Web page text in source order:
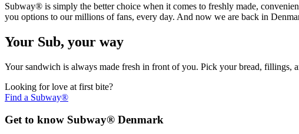
Subway® is simply the better choice when it comes to freshly made,
you options to our millions of fans, every day. And now we are back in Denmark.​​​​‌
Your Sub, your way​​​​‌ ‍ ​‍​‍‌‍ ‌ ​‍‌‍‍‌‌‍‌ ‌‍‍‌‌‍ ‍​‍​‍​ ‍‍​‍​‍‌ ​ ‌‍​‌‌‍ ‍‌‍‍‌‌ ‌​‌ ‍‌​‍ ‍‌‍‍‌‌‍ ​‍​‍​‍ ​​‍​‍‌‍‍​‌ ​‍‌‍‌‌‌‍‌‍​‍​‍​ ‍‍​‍​‍‌‍‍​‌ ‌​‌ ‌​‌ ​​‌ ​ ​ ‍‍​‍ ​‍ ‌‍ ‍‌‍ ‌ ​‍‌‍‌​‌‍‍‌‌‍​ ​‍ ‌‌‍​‍‌‍‍‌‌ ‌​‌‍‌‌‌ ​ ​‍ ‌‌‍‌ ‌ ​‍‌‍ ‌ ‌‌‌ ​​​‍ ‌‌ ​ ‌ ‌​‌ ‌‌‌‍‌​‌‍‍‌‌‍ ​‍ ‍‌ ‌‍‌‍‌‌‌ ​‍‌‍​ ‌‍‌‌‌‍ ​​‍ ‍‌‍​‌‌ ​​‌ ​​​‍ ‌‍‍‌‌‍ ‍‌ ‌​‌‍‌‌‌‍ ‍‌ ‌​​‍ ‌‍‌‌‌‍‌​‌‍‍‌‌ ‌​​‍ ‌‍ ‌‌‍ ‌‍‌​‌‍‌‌​ ‌‌ ​​‌ ​‍‌‍‌‌‌ ​ ‌‍‌‌‌‍ ‍‌ ‌​‌‍​‌‌ ‌​‌‍‍‌‌‍ ‌‍ ‍​ ‍ ‌‍‍‌‌‍‌​​ ‌​ ​ ‌‍‌‌​ ​‌‌‍​‍‌‍‌​‌‍‌‌​ ‌ ​ ‌‍​‍ ‌​ ​‍​ ‌‍​ ‍‌​ ‍‌​‍ ‌​ ‌​​ ​‌​ ‍​​ ​​​‍ ‌‌‍​‍​ ‍‌​ ‌‌​ ​‌​‍ ‌‌‍​ ​ ‍‌‌‍​‌​ ‍‌​ ‌​‌‍​‌​ ‌‌​ ‍‌‌‍‌​​ ‌​‌‍‌‌​ ‍​​ ‍ ‌ ‌​‌ ‍‌‌ ​​‌‍‌‌​ ‌‌‍‌‌‌‍‌​‌‍‍‌‌ ‌​‌‍ ‌ ​‍‌‍‍‌‌‍​‌‌‍ ​​ ‍ ‌ ​​‌‍​‌‌ ‌​‌‍‍​​ ‌‌‍​ ‌‍ ‌‍ ‍‌ ‌​‌‍‌‌‌‍ ‍‌ ‌​​‍‌‌​ ‌‌‌​​‍‌‌ ‌‍‍ ‌‍‌‌‌ ‍‌​‍‌‌​ ​ ‌​‌​​‍‌‌​ ​ ‌​‌​​‍‌‌​ ​‍​ ​‍‌‍‌‌‌‍ ‍​‍‌‌​ ​‍​ ​‍​‍‌‌​ ‌‌‌​‌​​‍ ‍‌ ‌‍‌‍​‌‌‍ ​‌ ‌‌‌‍‌‌​‍ ‍‌ ‌‍‌‍​‌‌‍ ​‌ ‌‌‌‍‌‌​‍‌‌​ ‌‌‌​​‍‌‌ ‌‍‍ ‌‍‌‌‌ ‍‌​‍‌‌​ ​ ‌​‌​​‍‌‌​ ​ ‌​‌​​‍‌‌​ ​‍​ ​‍​ ‌ ​ ‍​​ ‍‌​ ‌‍​ ‍‌‌‍​‌‌‍​‍​ ‍‌​ ‌​‌‍​ ‌‍​‌‌‍​ ​‍‌‌​ ​‍​ ​‍​‍‌‌​ ‌‌‌​‌​​‍ ‍‌‍​ ‌‍‍​‌‍‍‌‌‍ ​‌‍‌​‌ ​‍‌‍‌‌‌‍ ‍​‍‌‌​ ‌‌‌​​‍‌‌ ‌‍‍ ‌‍‌‌‌ ‍‌​‍‌‌​ ​ ‌​‌​​‍‌‌​ ​ ‌​‌​​‍‌‌​ ​‍​ ​‍​ ‌ ​ ‌‌​ ‍‌​ ‍‌​ ‌​‌‍‌​​ ‌‍​ ​‌​ ​​​ ​​​ ‌‍‌‍​‍​‍‌‌​ ​‍​ ​‍​‍‌‌​ ‌‌‌​‌​​‍ ‍‌ ‌​‌‍‌‌‌ ‍​‌ ‌​​ ‌‍​‍‌‍​‌‌ ​ ‌‍‌‌‌‌‌‌‌ ​‍‌‍ ​​ ‌‌‍‍​‌ ‌​‌ ‌​‌ ​​‌ ​ ​‍‌‌​ ​ ‌​​‌​‍‌‌​ ​‍‌​‌‍​‍‌‌​ ​‍‌​‌‍‌‍ ‍‌‍ ‌ ​‍‌‍‌​‌‍‍‌‌‍​ ​‍ ‌‌‍​‍‌‍‍‌‌ ‌​‌‍‌‌‌ ​ ​‍ ‌‌‍‌ ‌ ​‍‌‍ ‌ ‌‌‌ ​​​‍ ‌‌ ​ ‌ ‌​‌ ‌‌‌‍‌​‌‍‍‌‌‍ ​‍ ‍‌ ‌‍‌‍‌‌‌ ​‍‌‍​ ‌‍‌‌‌‍ ​​‍ ‍‌‍​‌‌ ​​‌ ​​​‍‌‍‌‍‍‌‌‍‌​​ ‌​ ​ ‌‍‌‌​ ​‌‌‍​‍‌‍‌​‌‍‌‌​ ‌ ​ ‌‍​‍ ‌​ ​‍​ ‌‍​ ‍‌​ ‍‌​‍ ‌​ ‌​​ ​‌​ ‍​​ ​​​‍ ‌‌‍​‍​ ‍‌​ ‌‌​ ​‌​‍ ‌‌‍​ ​ ‍‌‌‍​‌​ ‍‌​ ‌​‌‍​‌​ ‌‌​ ‍‌‌‍‌​​ ‌​‌‍‌‌​ ‍​​‍‌‍‌ ‌​‌ ‍‌‌ ​​‌‍‌‌​ ‌‌‍‌‌‌‍‌​‌‍‍‌‌ ‌​‌‍ ‌ ​‍‌‍‍‌‌‍​‌‌‍ ​​‍‌‍‌ ​​‌‍​‌‌ ‌​‌‍‍​​ ‌‌‍​ ‌‍ ‌‍ ‍‌ ‌​‌‍‌‌‌‍ ‍‌ ‌​​‍‌‌​ ‌‌‌​​‍‌‌ ‌‍‍ ‌‍‌‌‌ ‍‌​‍‌‌​ ​ ‌​‌​​‍‌‌​ ​ ‌​‌​​‍‌‌​ ​‍​ ​‍‌‍‌‌‌‍ ‍​‍‌‌​ ​‍​ ​‍​‍‌‌​ ‌‌‌​‌​​‍ ‍‌ ‌‍‌‍​‌‌‍ ​‌ ‌‌‌‍‌‌​‍ ‍‌ ‌‍‌‍​‌‌‍ ​‌ ‌‌‌‍‌‌​‍‌‌​ ‌‌‌​​‍‌‌ ‌‍‍ ‌‍‌‌‌ ‍‌​‍‌‌​ ​ ‌​‌​​‍‌‌​ ​ ‌​‌​​‍‌‌​ ​‍​ ​‍​ ‌ ​ ‍​​ ‍‌​ ‌‍​ ‍‌‌‍​‌‌‍​‍​ ‍‌​ ‌​‌‍​ ‌‍​‌‌‍​ ​‍‌‌​ ​‍​ ​‍​‍‌‌​ ‌‌‌​‌​​‍ ‍‌‍​ ‌‍‍​‌‍‍‌‌‍ ​‌‍‌​‌ ​‍‌‍‌‌‌‍ ‍​‍‌‌​ ‌‌‌​​‍‌‌ ‌‍‍ ‌‍‌‌‌ ‍‌​‍‌‌​ ​ ‌​‌​​‍‌‌​ ​ ‌​‌​​‍‌‌​ ​‍​ ​‍​ ‌ ​ ‌‌​ ‍‌​ ‍‌​ ‌​‌‍‌​​ ‌‍​ ​‌​ ​​​ ​​​ ‌‍‌‍​‍​‍‌‌​ ​‍​ ​‍​‍‌‌​ ‌‌‌​‌​​‍ ‍‌ ‌​‌‍‌‌‌ ‍​‌ ‌​​‍‌‍‌ ​​‌‍‌‌‌ ​‍‌ ​ ‌ ​​‌‍‌‌‌‍​ ‌ ‌​‌‍‍‌‌ ‌‍‌‍‌‌​ ‌‌ ​​‌ ‌‌‌‍​‍‌‍ ​‌‍‍‌‌ ​ ‌‍‍​‌‍‌‌‌‍‌​​‍​‍‌ ‌
Your sandwich is always made fresh in front of you. Pick your bread, fillings, and sauces—your way, every time. We're all about customization, speed, and value.​​​​‌
Looking for love at first bite?​​​​‌ ‍ ​‍​‍‌‍ ‌ ​‍‌‍‍‌‌‍‌ ‌‍‍‌‌‍ ‍​‍​‍​ ‍‍​‍​‍‌ ​ ‌‍​‌‌‍ ‍‌‍‍‌‌ ‌​‌ ‍‌​‍ ‍‌‍‍‌‌‍ ​‍​‍​‍ ​​‍​‍‌‍‍​‌ ​‍‌‍‌‌‌‍‌‍​‍​‍​ ‍‍​‍​‍‌‍‍​‌ ‌​‌ ‌​‌ ​​‌ ​ ​ ‍‍​‍ ​‍ ‌‍ ‍‌‍ ‌ ​‍‌‍‌​‌‍‍‌‌‍​ ​‍ ‌‌‍​‍‌‍‍‌‌ ‌​‌‍‌‌‌ ​ ​‍ ‌‌‍‌ ‌ ​‍‌‍ ‌ ‌‌‌ ​​​‍ ‌‌ ​ ‌ ‌​‌ ‌‌‌‍‌​‌‍‍‌‌‍ ​‍ ‍‌ ‌‍‌‍‌‌‌ ​‍‌‍​ ‌‍‌‌‌‍ ​​‍ ‍‌‍​‌‌ ​​‌ ​​​‍ ‌‍‍‌‌‍ ‍‌ ‌​‌‍‌‌‌‍ ‍‌ ‌​​‍ ‌‍‌‌‌‍‌​‌‍‍‌‌ ‌​​‍ ‌‍ ‌‌‍ ‌‍‌​‌‍‌‌​ ‌‌ ​​‌ ​‍‌‍‌‌‌ ​ ‌‍‌‌‌‍ ‍‌ ‌​‌‍​‌‌ ‌​‌‍‍‌‌‍ ‌‍ ‍​ ‍ ‌‍‍‌‌‍‌​​ ‌​ ‌​​ ​ ​ ‌ ​ ‍‌​ ​ ​ ​​​ ‌​​ ‍‌​‍ ‌‌‍‌‍‌‍​‍‌‍​‌‌‍​‌​‍ ‌​ ‌​‌‍​ ​ ​‍‌‍‌‌​‍ ‌‌‍​‌​ ‍​‌‍‌​‌‍​‌​‍ ‌​ ‍‌‌‍‌​‌‍‌‌​ ​‌‌‍​‌​ ​‌​ ‌‌‌‍​ ‌‍‌‍‌‍‌​​ ​​​ ‍‌​ ‍ ‌ ‌​‌ ‍‌‌ ​​‌‍‌‌​ ‌‌‍​ ‌ ‌​‌‍​‌‌​​‍‌‍ ​‌‍ ‌‍​ ‌‍‍ ​ ‍ ‌ ​​‌‍​‌‌ ‌​‌‍‍​​ ‌‌‍‍​‌‍‌‌‌‍​‌‌‍‌​‌‍ ​‌‍‍‌‌‍ ‍‌‍‌‌​‍‌‌​ ‌‌‌​​‍‌‌ ‌‍‍ ‌‍‌‌‌ ‍‌​‍‌‌​ ​ ‌​‌​​‍‌‌​ ​ ‌​‌​​‍‌‌​ ​‍​ ​‍‌‍‌‌‌‍ ‍​‍‌‌​ ​‍​ ​‍​‍‌‌​ ‌‌‌​‌​​‍ ‍‌ ‌‍‌‍​‌‌‍ ​‌ ‌‌‌‍‌‌​ ‌‍​‍‌‍​‌‌ ​ ‌‍‌‌‌‌‌‌‌ ​‍‌‍ ​​ ‌‌‍‍​‌ ‌​‌ ‌​‌ ​​‌ ​ ​‍‌‌​ ​ ‌​​‌​‍‌‌​ ​‍‌​‌‍​‍‌‌​ ​‍‌​‌‍‌‍ ‍‌‍ ‌ ​‍‌‍‌​‌‍‍‌‌‍​ ​‍ ‌‌‍​‍‌‍‍‌‌ ‌​‌‍‌‌‌ ​ ​‍ ‌‌‍‌ ‌ ​‍‌‍ ‌ ‌‌‌ ​​​‍ ‌‌ ​ ‌ ‌​‌ ‌‌‌‍‌​‌‍‍‌‌‍ ​‍ ‍‌ ‌‍‌‍‌‌‌ ​‍‌‍​ ‌‍‌‌‌‍ ​​‍ ‍‌‍​‌‌ ​​‌ ​​​‍‌‍‌‍‍‌‌‍‌​​ ‌​ ‌​​ ​ ​ ‌ ​ ‍‌​ ​ ​ ​​​ ‌​​ ‍‌​‍ ‌‌‍‌‍‌‍​‍‌‍​‌‌‍​‌​‍ ‌​ ‌​‌‍​ ​ ​‍‌‍‌‌​‍ ‌‌‍​‌​ ‍​‌‍‌​‌‍​‌​‍ ‌​ ‍‌‌‍‌​‌‍‌‌​ ​‌‌‍​‌​ ​‌​ ‌‌‌‍​ ‌‍‌‍‌‍‌​​ ​​​ ‍‌​‍‌‍‌ ‌​‌ ‍‌‌ ​​‌‍‌‌​ ‌‌‍​ ‌ ‌​‌‍​‌‌​​‍‌‍ ​‌‍ ‌‍​ ‌‍‍ ​‍‌‍‌ ​​‌‍​‌‌ ‌​‌‍‍​​ ‌‌‍‍​‌‍‌‌‌‍​‌‌‍‌​‌‍ ​‌‍‍‌‌‍ ‍‌‍‌‌​‍‌‌​ ‌‌‌​​‍‌‌ ‌‍‍ ‌‍‌‌‌ ‍‌​‍‌‌​ ​ ‌​‌​​‍‌‌​ ​ ‌​‌​​‍‌‌​ ​‍​ ​‍‌‍‌‌‌‍ ‍​‍‌‌​ ​‍​ ​‍​‍‌‌​ ‌‌‌​‌​​‍ ‍‌ ‌‍‌‍​‌‌‍ ​‌ ‌‌‌‍‌‌​‍‌‍‌ ​​‌‍‌‌‌ ​‍‌ ​ ‌ ​​‌‍‌‌‌‍​ ‌ ‌​‌‍‍‌‌ ‌‍‌‍‌‌​ ‌‌ ​​‌ ‌‌‌‍​‍‌‍ ​‌‍‍‌‌ ​ ‌‍‍​‌‍‌‌‌‍‌​​‍​‍‌ ‌
Find a Subway®
Get to know Subway® Denmark​​​​‌ ‍ ​‍​‍‌‍ ‌ ​‍‌‍‍‌‌‍‌ ‌‍‍‌‌‍ ‍​‍​‍​ ‍‍​‍​‍‌ ​ ‌‍​‌‌‍ ‍‌‍‍‌‌ ‌​‌ ‍‌​‍ ‍‌‍‍‌‌‍ ​‍​‍​‍ ​​‍​‍‌‍‍​‌ ​‍‌‍‌‌‌‍‌‍​‍​‍​ ‍‍​‍​‍‌‍‍​‌ ‌​‌ ‌​‌ ​​‌ ​ ​ ‍‍​‍ ​‍ ‌‍ ‍‌‍ ‌ ​‍‌‍‌​‌‍‍‌‌‍​ ​‍ ‌‌‍​‍‌‍‍‌‌ ‌​‌‍‌‌‌ ​ ​‍ ‌‌‍‌ ‌ ​‍‌‍ ‌ ‌‌‌ ​​​‍ ‌‌ ​ ‌ ‌​‌ ‌‌‌‍‌​‌‍‍‌‌‍ ​‍ ‍‌ ‌‍‌‍‌‌‌ ​‍‌‍​ ‌‍‌‌‌‍ ​​‍ ‍‌‍​‌‌ ​​‌ ​​​‍ ‌‍‍‌‌‍ ‍‌ ‌​‌‍‌‌‌‍ ‍‌ ‌​​‍ ‌‍‌‌‌‍‌​‌‍‍‌‌ ‌​​‍ ‌‍ ‌‌‍ ‌‍‌​‌‍‌‌​ ‌‌ ​​‌ ​‍‌‍‌‌‌ ​ ‌‍‌‌‌‍ ‍‌ ‌​‌‍​‌‌ ‌​‌‍‍‌‌‍ ‌‍ ‍​ ‍ ‌‍‍‌‌‍‌​​ ‌​ ‌‍​ ​ ‌‍‌​​ ‌‌​ ​ ‌‍​‍​ ​‌​ ​​​‍ ‌​ ​‍​ ​‌​ ‌‌​ ​​​‍ ‌​ ‌​‌‍​ ‌‍​ ​ ​​​‍ ‌​ ‍​‌‍‌‌​ ‍‌​ ​‍​‍ ‌​ ‌ ‌‍‌‌​ ​‍​ ​‌​ ​‍​ ​ ​ ​ ‌‍‌‍‌‍​‍​ ‌‌​ ‍​‌‍​‌​ ‍ ‌ ‌​‌ ‍‌‌ ​​‌‍‌‌​ ‌‌ ‌ ‌‍‌‌‌‍​‍‌ ​ ‌‍‍‌‌ ‌​‌‍‌‌‌​‌‍‌‍ ‌‍ ‌ ‌​‌‍‌‌‌ ​‍​ ‍ ‌ ​​‌‍​‌‌ ‌​‌‍‍​​ ‌‌ ‌​‌‍‍‌‌ ‌​‌‍ ​‌‍‌‌​‍‌‌​ ‌‌‌​​‍‌‌ ‌‍‍ ‌‍‌‌‌ ‍‌​‍‌‌​ ​ ‌​‌​​‍‌‌​ ​ ‌​‌​​‍‌‌​ ​‍​ ​‍‌‍‌‌‌‍ ‍​‍‌‌​ ​‍​ ​‍​‍‌‌​ ‌‌‌​‌​​‍ ‍‌ ‌‍‌‍​‌‌‍ ​‌ ‌‌‌‍‌‌​ ‌‍​‍‌‍​‌‌ ​ ‌‍‌‌‌‌‌‌‌ ​‍‌‍ ​​ ‌‌‍‍​‌ ‌​‌ ‌​‌ ​​‌ ​ ​‍‌‌​ ​ ‌​​‌​‍‌‌​ ​‍‌​‌‍​‍‌‌​ ​‍‌​‌‍‌‍ ‍‌‍ ‌ ​‍‌‍‌​‌‍‍‌‌‍​ ​‍ ‌‌‍​‍‌‍‍‌‌ ‌​‌‍‌‌‌ ​ ​‍ ‌‌‍‌ ‌ ​‍‌‍ ‌ ‌‌‌ ​​​‍ ‌‌ ​ ‌ ‌​‌ ‌‌‌‍‌​‌‍‍‌‌‍ ​‍ ‍‌ ‌‍‌‍‌‌‌ ​‍‌‍​ ‌‍‌‌‌‍ ​​‍ ‍‌‍​‌‌ ​​‌ ​​​‍‌‍‌‍‍‌‌‍‌​​ ‌​ ‌‍​ ​ ‌‍‌​​ ‌‌​ ​ ‌‍​‍​ ​‌​ ​​​‍ ‌​ ​‍​ ​‌​ ‌‌​ ​​​‍ ‌​ ‌​‌‍​ ‌‍​ ​ ​​​‍ ‌​ ‍​‌‍‌‌​ ‍‌​ ​‍​‍ ‌​ ‌ ‌‍‌‌​ ​‍​ ​‌​ ​‍​ ​ ​ ​ ‌‍‌‍‌‍​‍​ ‌‌​ ‍​‌‍​‌​‍‌‍‌ ‌​‌ ‍‌‌ ​​‌‍‌‌​ ‌‌ ‌ ‌‍‌‌‌‍​‍‌ ​ ‌‍‍‌‌ ‌​‌‍‌‌‌​‌‍‌‍ ‌‍ ‌ ‌​‌‍‌‌‌ ​‍​‍‌‍‌ ​​‌‍​‌‌ ‌​‌‍‍​​ ‌‌ ‌​‌‍‍‌‌ ‌​‌‍ ​‌‍‌‌​‍‌‌​ ‌‌‌​​‍‌‌ ‌‍‍ ‌‍‌‌‌ ‍‌​‍‌‌​ ​ ‌​‌​​‍‌‌​ ​ ‌​‌​​‍‌‌​ ​‍​ ​‍‌‍‌‌‌‍ ‍​‍‌‌​ ​‍​ ​‍​‍‌‌​ ‌‌‌​‌​​‍ ‍‌ ‌‍‌‍​‌‌‍ ​‌ ‌‌‌‍‌‌​‍‌‍‌ ​​‌‍‌‌‌ ​‍‌ ​ ‌ ​​‌‍‌‌‌‍​ ‌ ‌​‌‍‍‌‌ ‌‍‌‍‌‌​ ‌‌ ​​‌ ‌‌‌‍​‍‌‍ ​‌‍‍‌‌ ​ ‌‍‍​‌‍‌‌‌‍‌​​‍​‍‌ ‌